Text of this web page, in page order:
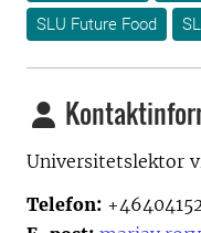
SLU Future Food
Universitetslektor
Telefon: